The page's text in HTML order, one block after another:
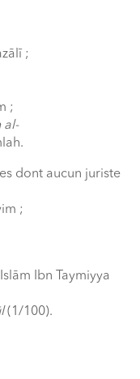
;
;
al-
dont aucun juriste
;
Ibn Taymiyya
(1/100).